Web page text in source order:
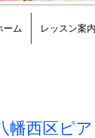
ーム レッスン案内
幡西区ピ